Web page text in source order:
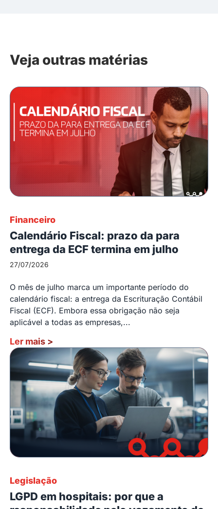
Veja outras matérias
Financeiro
Calendário Fiscal: prazo da para
entrega da ECF termina em julho
27/07/2026
O mês de julho marca um importante período do
calendário fiscal: a entrega da Escrituração Contábil
Fiscal (ECF). Embora essa obrigação não seja
aplicável a todas as empresas,...
Ler mais >
Legislação
LGPD em hospitais: por que a